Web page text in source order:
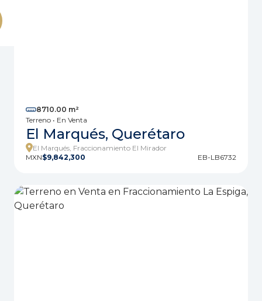
8710.00 m²
Terreno • En Venta
El Marqués, Querétaro
El Marqués, Fraccionamiento El Mirador
MXN$9,842,300 EB-LB6732